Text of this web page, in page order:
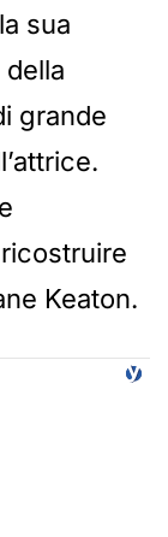
sua
grande
Keaton.